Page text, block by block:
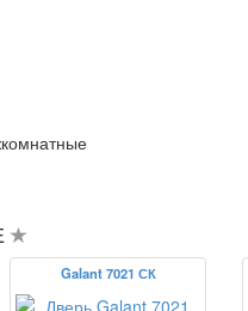
Galant 7021 СК